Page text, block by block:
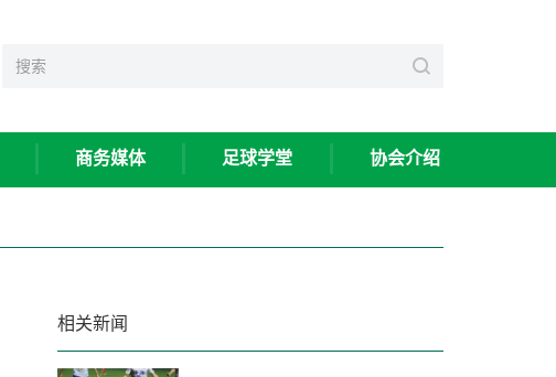
商务媒体 足球学堂 协会介绍
相关新闻